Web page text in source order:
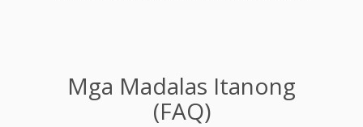
Mga Madalas Itanong
(FAQ)